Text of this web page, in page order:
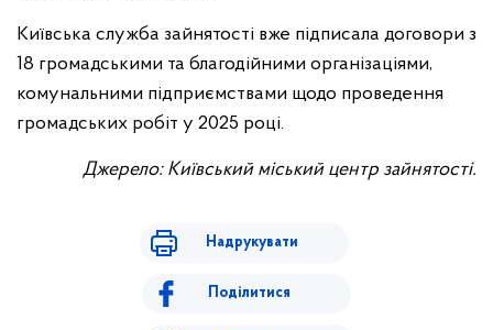
Київська служба зайнятості вже підписала договори з
18 громадськими та благодійними організаціями,
комунальними підприємствами щодо проведення
громадських робіт у 2025 році.
Джерело: Київський міський центр зайнятості.
Надрукувати
Поділитися